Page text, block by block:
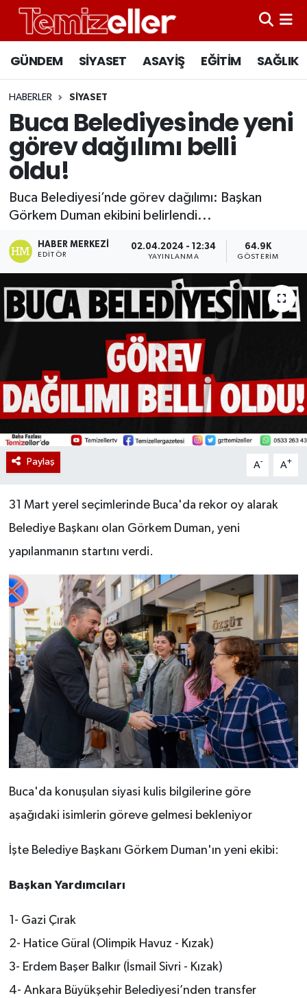
GÜNDEM SİYASET ASAYİŞ EĞİTİM SAĞLIK
HABERLER SİYASET
Buca Belediyesinde yeni
görev dağılımı belli
oldu!
Buca Belediyesi’nde görev dağılımı: Başkan
Görkem Duman ekibini belirlendi...
HABER MERKEZI
EDITÖR
02.04.2024 - 12:34
YAYINLANMA
64.9K
GÖSTERIM
Paylaş A- A+
31 Mart yerel seçimlerinde Buca'da rekor oy alarak
Belediye Başkanı olan Görkem Duman, yeni
yapılanmanın startını verdi.
Buca'da konuşulan siyasi kulis bilgilerine göre
aşağıdaki isimlerin göreve gelmesi bekleniyor
İşte Belediye Başkanı Görkem Duman'ın yeni ekibi:
Başkan Yardımcıları
1- Gazi Çırak
2- Hatice Güral (Olimpik Havuz - Kızak)
3- Erdem Başer Balkır (İsmail Sivri - Kızak)
4- Ankara Büyükşehir Belediyesi’nden transfer
CANLI YAYIN
ASAYİŞ
EĞİTİM
SAĞLIK
Hava Durumu
Süper Lig Puan Durumu ve Fikstür
Tüm Manşetler
Son Dakika Haberleri